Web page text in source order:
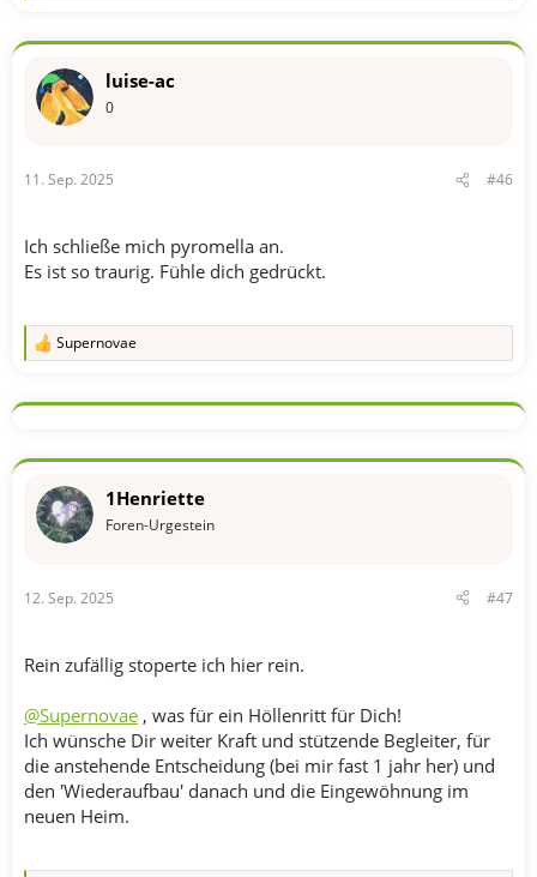
k
o
:
luise-ac
0
11. Sep. 2025 #46
Ich schließe mich pyromella an.
Es ist so traurig. Fühle dich gedrückt.
R
k
o
e
n
Supernovae
1Henriette
Foren-Urgestein
12. Sep. 2025 #47
Rein zufällig stoperte ich hier rein.
@Supernovae , was für ein Höllenritt für Dich!
Ich wünsche Dir weiter Kraft und stützende Begleiter, für
die anstehende Entscheidung (bei mir fast 1 jahr her) und
den 'Wiederaufbau' danach und die Eingewöhnung im
neuen Heim.